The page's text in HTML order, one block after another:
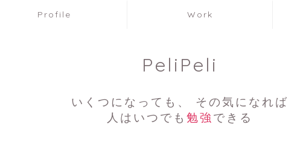
Profile Work
PeliPeli
いくつになっても、 その気になれば
人はいつでも 勉強 できる